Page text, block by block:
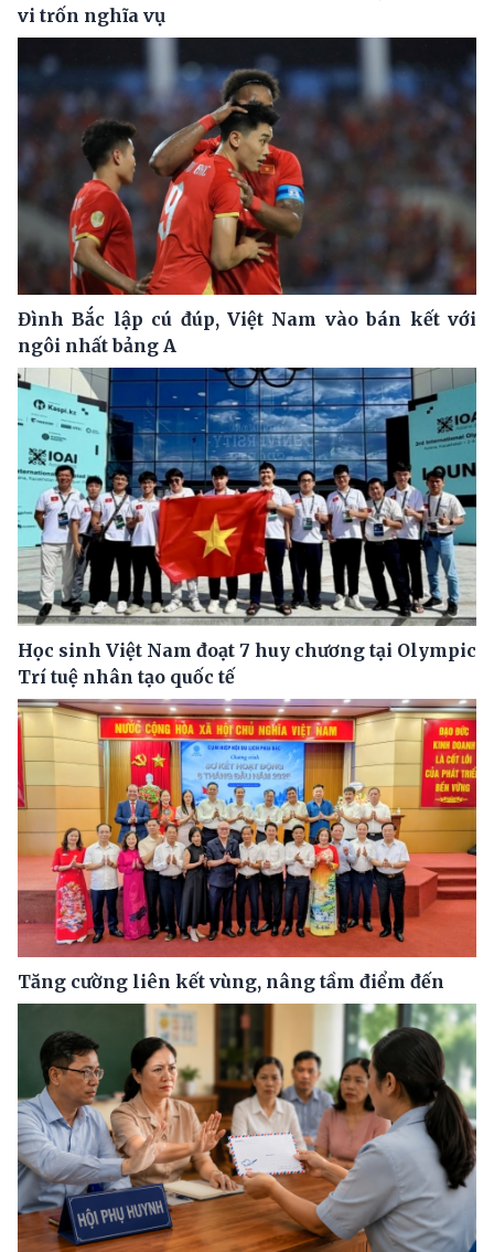
vi trốn nghĩa vụ
Đình Bắc lập cú đúp, Việt Nam vào bán kết với
ngôi nhất bảng A
Học sinh Việt Nam đoạt 7 huy chương tại Olympic
Trí tuệ nhân tạo quốc tế
Tăng cường liên kết vùng, nâng tầm điểm đến